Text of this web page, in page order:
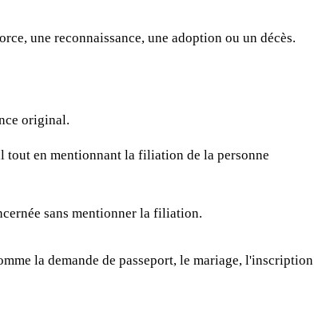
une reconnaissance, une adoption ou un décès.
original.
en mentionnant la filiation de la personne
sans mentionner la filiation.
la demande de passeport, le mariage, l'inscription